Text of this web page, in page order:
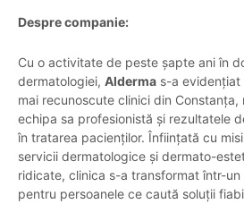
Despre companie:
Cu o activitate de peste șapte ani în
dermatologiei, Alderma s-a
mai recunoscute clinici din Constanța,
echipa sa profesionistă și rezultatele
în tratarea pacienților. Înființată cu
servicii dermatologice și dermato-
ridicate, clinica s-a transformat într-
pentru persoanele ce caută soluții